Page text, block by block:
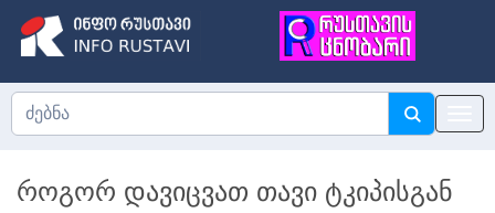
როგორ დავიცვათ თავი ტკიპისგან